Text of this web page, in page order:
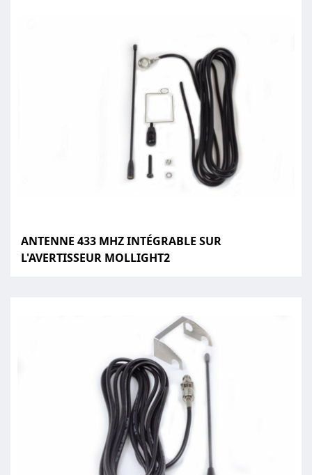
ANTENNE 433 MHZ INTÉGRABLE SUR
L'AVERTISSEUR MOLLIGHT2